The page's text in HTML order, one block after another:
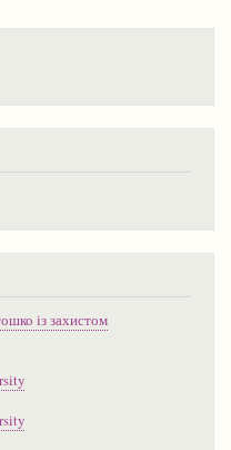
із захистом